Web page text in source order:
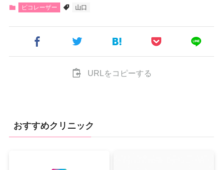
ピコレーザー 山口
URLをコピーする
おすすめクリニック